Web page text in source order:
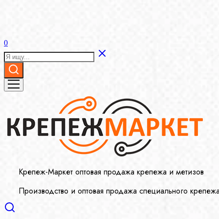
0
Крепеж-Маркет оптовая продажа крепежа и метизов
Производство и оптовая продажа специального